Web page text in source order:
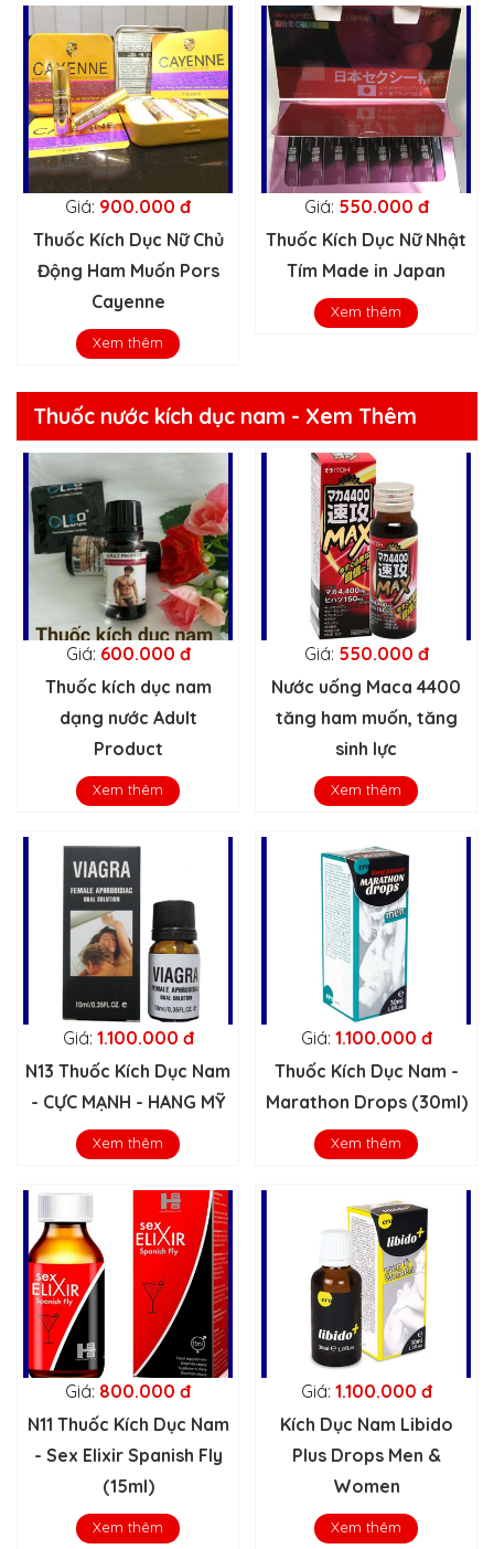
Giá: 900.000 đ
Thuốc Kích Dục Nữ Chủ
Động Ham Muốn Pors
Cayenne
Xem thêm
Giá: 550.000 đ
Thuốc Kích Dục Nữ Nhật
Tím Made in Japan
Xem thêm
Thuốc nước kích dục nam - Xem Thêm
Giá: 600.000 đ
Thuốc kích dục nam
dạng nước Adult
Product
Xem thêm
Giá: 550.000 đ
Nước uống Maca 4400
tăng ham muốn, tăng
sinh lực
Xem thêm
Giá: 1.100.000 đ
N13 Thuốc Kích Dục Nam
- CỰC MẠNH - HANG MỸ
Xem thêm
Giá: 1.100.000 đ
Thuốc Kích Dục Nam -
Marathon Drops (30ml)
Xem thêm
Giá: 800.000 đ
N11 Thuốc Kích Dục Nam
- Sex Elixir Spanish Fly
(15ml)
Xem thêm
Giá: 1.100.000 đ
Kích Dục Nam Libido
Plus Drops Men &
Women
Xem thêm